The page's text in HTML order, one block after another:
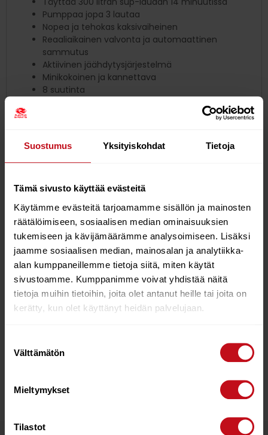
Suostumus Yksityiskohdat Tietoja
Tämä sivusto käyttää evästeitä
Käytämme evästeitä tarjoamamme sisällön ja mainosten
räätälöimiseen, sosiaalisen median ominaisuuksien
tukemiseen ja kävijämäärämme analysoimiseen. Lisäksi
jaamme sosiaalisen median, mainosalan ja analytiikka-
alan kumppaneillemme tietoja siitä, miten käytät
sivustoamme. Kumppanimme voivat yhdistää näitä
tietoja muihin tietoihin, joita olet antanut heille tai joita on
kerätty, kun olet käyttänyt heidän palvelujaan.
valinta
Välttämätön
Mieltymykset
Tilastot
Pumppaa jopa 3 lautaa
Nopea ja tehokas kaksivaiheinen
Reaaliaikainen valvonta ja automaattinen
sammutus
Aktiivinen jäähdytysjärjestelmä
Minikokoinen ja kannettava
8 suutinta
Pienen kokonsa ja kantokahvan ansiosta Cachalot 2
mini SUP -sähköpumppu on kannettava käsiteltäväksi
kuin useimmat markkinoilla olevat pienemmät SUP-
pumput.
8 suutinta
Mukana 8 suutinta, jotka sopivat melontalautoihin,
kumiveneisiin, kanootteihin, kajakkeihin, dinghyihin,
kellukkeisiin, lauttoihin, vesiurheilualtaisiin,
puhallettaviin telttoihin, allasalustoihin ja muuhun, ja
jotka voivat tyydyttää suurimmankin tarpeesi.
Täytä helposti 3 SUP-lautaa peräkkäin
ilmapumppu tuottaa jopa 20 PSI:n paineen ja sillä voi
täyttää jatkuvasti 3 sup-lautaa. Käytä vähemmän
nauttimiseen perheen ja ystävien kanssa.